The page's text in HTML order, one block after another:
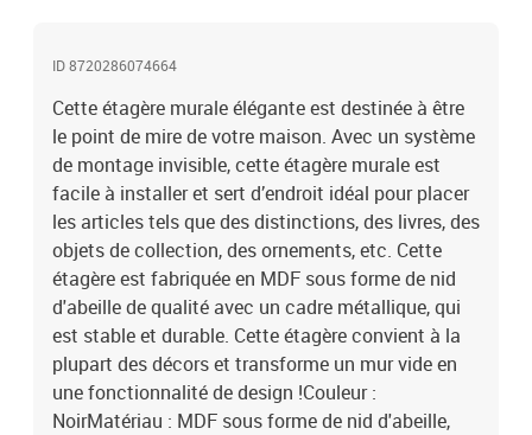
ID 8720286074664
Cette étagère murale élégante est destinée à être
le point de mire de votre maison. Avec un système
de montage invisible, cette étagère murale est
facile à installer et sert d’endroit idéal pour placer
les articles tels que des distinctions, des livres, des
objets de collection, des ornements, etc. Cette
étagère est fabriquée en MDF sous forme de nid
d'abeille de qualité avec un cadre métallique, qui
est stable et durable. Cette étagère convient à la
plupart des décors et transforme un mur vide en
une fonctionnalité de design !Couleur :
NoirMatériau : MDF sous forme de nid d'abeille,